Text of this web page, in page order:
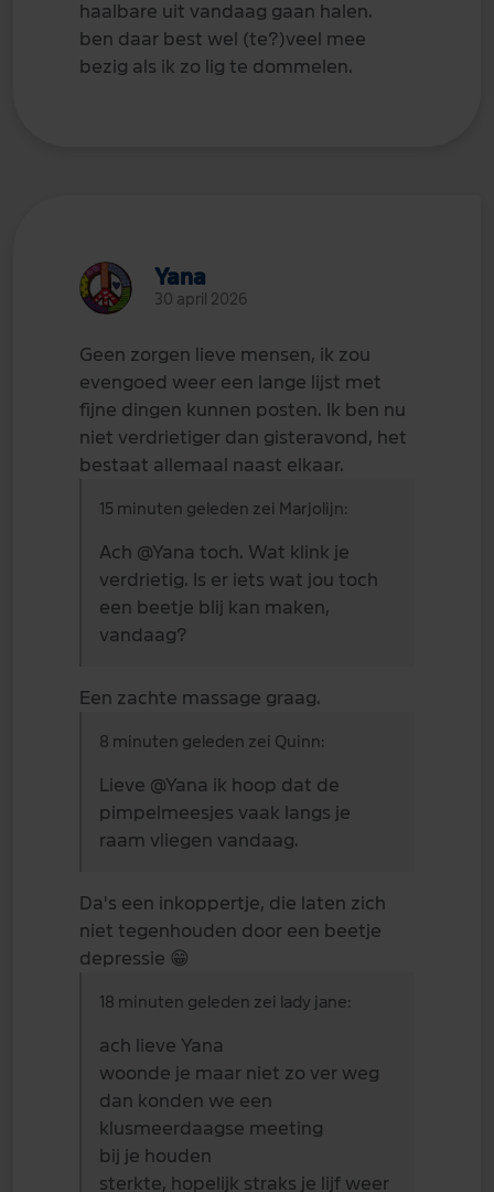
haalbare uit vandaag gaan halen.
ben daar best wel (te?)veel mee
bezig als ik zo lig te dommelen.
Yana
30 april 2026
Geen zorgen lieve mensen, ik zou
evengoed weer een lange lijst met
fijne dingen kunnen posten. Ik ben nu
niet verdrietiger dan gisteravond, het
bestaat allemaal naast elkaar.
15 minuten geleden zei Marjolijn:
Ach @Yana toch. Wat klink je
verdrietig. Is er iets wat jou toch
een beetje blij kan maken,
vandaag?
Een zachte massage graag.
8 minuten geleden zei Quinn:
Lieve @Yana ik hoop dat de
pimpelmeesjes vaak langs je
raam vliegen vandaag.
Da's een inkoppertje, die laten zich
niet tegenhouden door een beetje
depressie 😁
18 minuten geleden zei lady jane:
ach lieve Yana
woonde je maar niet zo ver weg
dan konden we een
klusmeerdaagse meeting
bij je houden
sterkte, hopelijk straks je lijf weer